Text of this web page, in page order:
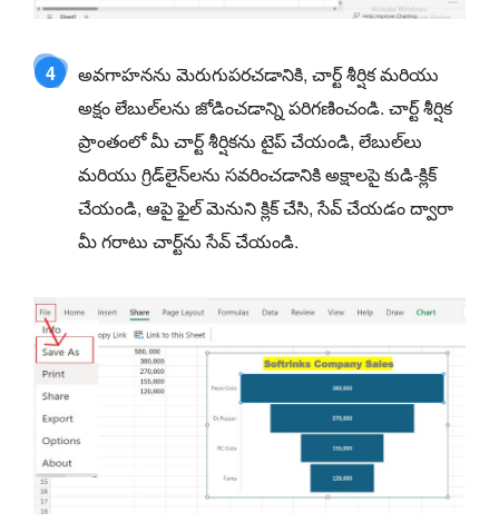
4
అవగాహనను మెరుగుపరచడానికి, చార్ట్ శీర్షిక మరియు
అక్షం లేబుల్‌లను జోడించడాన్ని పరిగణించండి. చార్ట్ శీర్షిక
ప్రాంతంలో మీ చార్ట్ శీర్షికను టైప్ చేయండి, లేబుల్‌లు
మరియు గ్రిడ్‌లైన్‌లను సవరించడానికి అక్షాలపై కుడి-క్లిక్
చేయండి, ఆపై ఫైల్ మెనుని క్లిక్ చేసి, సేవ్ చేయడం ద్వారా
మీ గరాటు చార్ట్‌ను సేవ్ చేయండి.